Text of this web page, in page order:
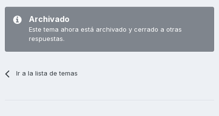
Archivado
Este tema ahora está archivado y cerrado a otras
respuestas.
Ir a la lista de temas